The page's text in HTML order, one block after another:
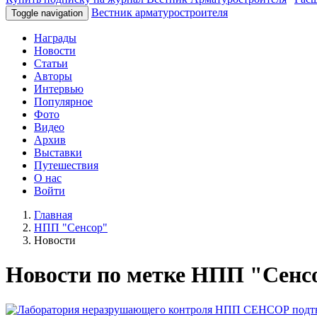
Toggle navigation Вестник арматуростроителя
Награды
Новости
Статьи
Авторы
Интервью
Популярное
Фото
Видео
Архив
Выставки
Путешествия
О нас
Войти
Главная
НПП "Сенсор"
Новости
Новости по метке НПП